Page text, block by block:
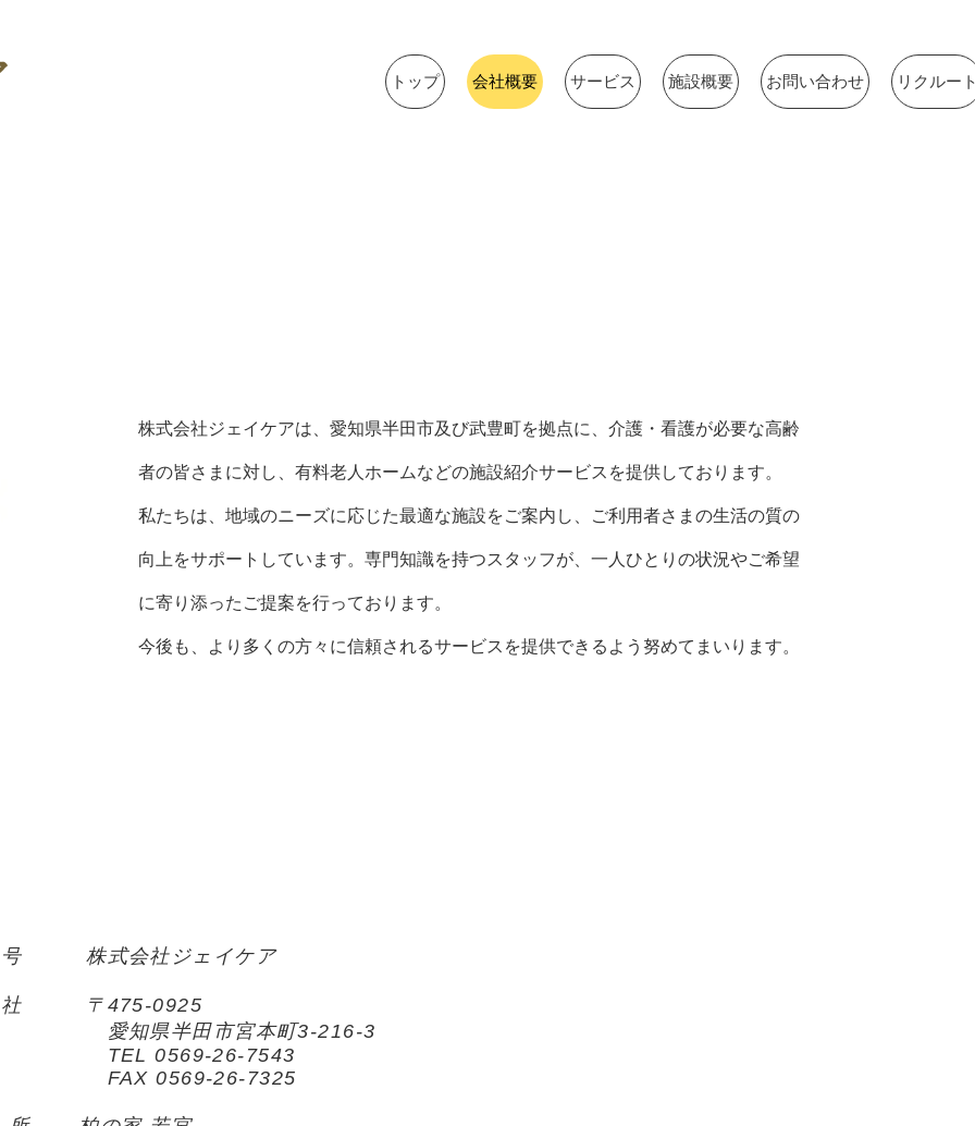
トップ 会社概要 サービス 施設概要 お問い合わせ リクルー
株式会社ジェイケアは、愛知県半田市及び武豊町を拠点に、介護・看護が必要な高齢
者の皆さまに対し、有料老人ホームなどの施設紹介サービスを提供しております。
私たちは、地域のニーズに応じた最適な施設をご案内し、ご利用者さまの生活の質の
向上をサポートしています。専門知識を持つスタッフが、一人ひとりの状況やご希望
に寄り添ったご提案を行っております。
今後も、より多くの方々に信頼されるサービスを提供できるよう努めてまいります。
株式会社ジェイケア
〒475-0925
県半田市宮本町3-216-3
0569-26-7543
0569-26-7325